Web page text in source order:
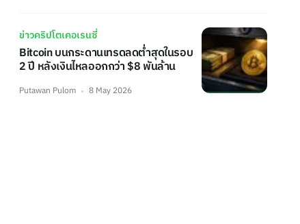
ข่าวคริปโตเคอเรนซี่
Bitcoin บนกระดานเทรดลดต่ำสุดในรอบ
2 ปี หลังเงินไหลออกกว่า $8 พันล้าน
Putawan Pulom 8 May 2026